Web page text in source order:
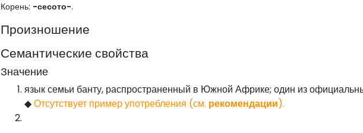
Корень: -сесото-.
Произношение
Семантические свойства
Значение
язык семьи банту, распространенный в Южной Африке; один из
◆Отсутствует пример употребления (см. рекомендации).